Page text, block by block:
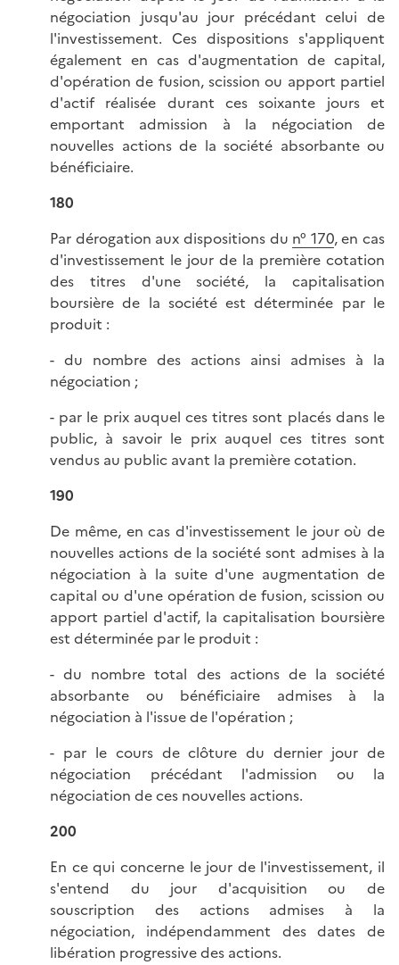
négociation jusqu'au jour précédant celui de
l'investissement. Ces dispositions s'appliquent
également en cas d'augmentation de capital,
d'opération de fusion, scission ou apport partiel
d'actif réalisée durant ces soixante jours et
emportant admission à la négociation de
nouvelles actions de la société absorbante ou
bénéficiaire.
180
Par dérogation aux dispositions du n° 170, en cas
d'investissement le jour de la première cotation
des titres d'une société, la capitalisation
boursière de la société est déterminée par le
produit :
- du nombre des actions ainsi admises à la
négociation ;
- par le prix auquel ces titres sont placés dans le
public, à savoir le prix auquel ces titres sont
vendus au public avant la première cotation.
190
De même, en cas d'investissement le jour où de
nouvelles actions de la société sont admises à la
négociation à la suite d'une augmentation de
capital ou d'une opération de fusion, scission ou
apport partiel d'actif, la capitalisation boursière
est déterminée par le produit :
- du nombre total des actions de la société
absorbante ou bénéficiaire admises à la
négociation à l'issue de l'opération ;
- par le cours de clôture du dernier jour de
négociation précédant l'admission ou la
négociation de ces nouvelles actions.
200
En ce qui concerne le jour de l'investissement, il
s'entend du jour d'acquisition ou de
souscription des actions admises à la
négociation, indépendamment des dates de
libération progressive des actions.